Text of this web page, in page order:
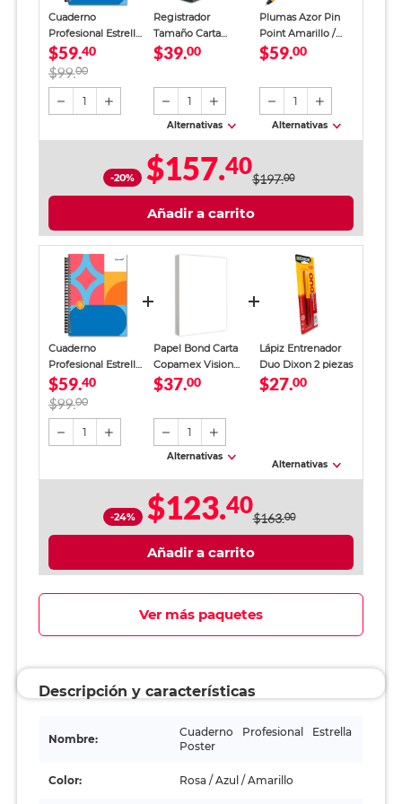
Cuaderno
Profesional Estrella
Poster Cuadro
Grande 100 hojas
$59.40
$99.00
1
Registrador
Tamaño Carta
Office Depot
$39.00
1
Alternativas
Plumas Azor Pin
Point Amarillo /
Punto fino / Tinta
$59.00
1
Alternativas
-20% $157.40$197.00
Añadir a carrito
Cuaderno
Profesional Estrella
Poster Cuadro
Grande 100 hojas
$59.40
$99.00
1
Papel Bond Carta
Copamex Vision
Bond / Paquete
$37.00
1
Alternativas
Lápiz Entrenador
Duo Dixon 2 piezas
$27.00
Alternativas
-24% $123.40$163.00
Añadir a carrito
Ver más paquetes
Descripción y características
Nombre:
Cuaderno Profesional Estrella
Poster
Color: Rosa / Azul / Amarillo